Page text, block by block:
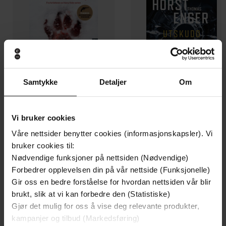
Samtykke Detaljer Om
Vi bruker cookies
Våre nettsider benytter cookies (informasjonskapsler). Vi
bruker cookies til:
Nødvendige funksjoner på nettsiden (Nødvendige)
Forbedrer opplevelsen din på vår nettside (Funksjonelle)
Gir oss en bedre forståelse for hvordan nettsiden vår blir
brukt, slik at vi kan forbedre den (Statistiske)
Gjør det mulig for oss å vise deg relevante produkter,
kampanjer og tilbud (Markedsføring)
Minnesota
Jo Nesbø
EBOK
Jørn Lier Horst
Undertittel
The gripping and unforgettable first book in
the bestselling Empire series